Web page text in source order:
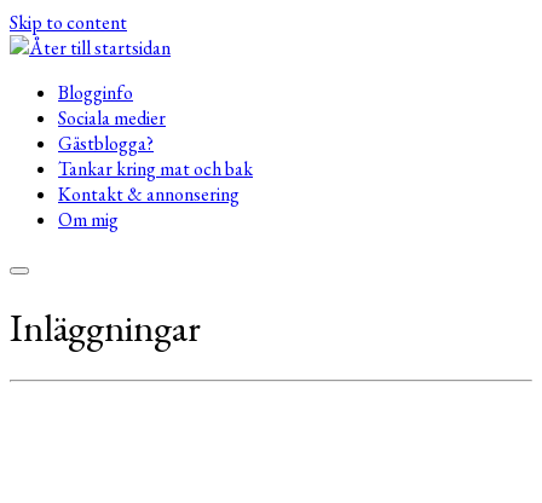
Skip to content
Blogginfo
Sociala medier
Gästblogga?
Tankar kring mat och bak
Kontakt & annonsering
Om mig
Inläggningar